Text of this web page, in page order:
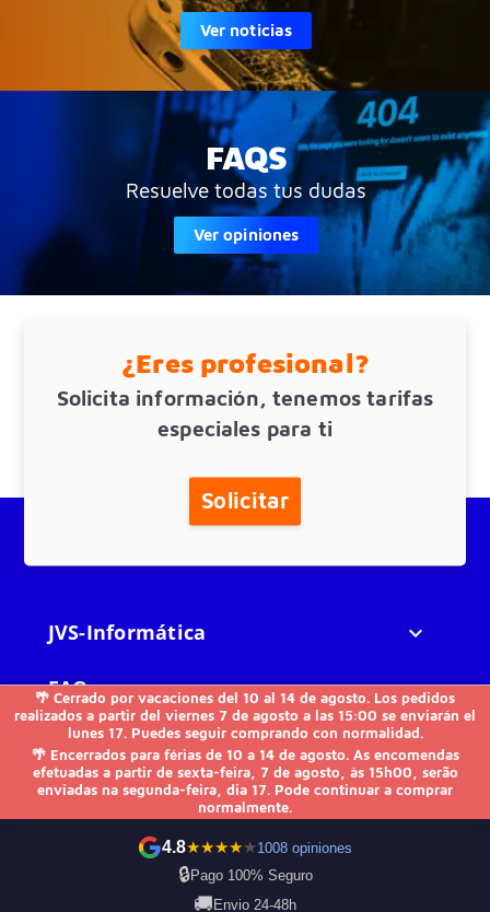
🌴 Cerrado por vacaciones del 10 al 14 de agosto. Los pedidos
realizados a partir del viernes 7 de agosto a las 15:00 se enviarán el
lunes 17. Puedes seguir comprando con normalidad.
🌴 Encerrados para férias de 10 a 14 de agosto. As encomendas
efetuadas a partir de sexta-feira, 7 de agosto, às 15h00, serão
enviadas na segunda-feira, dia 17. Pode continuar a comprar
normalmente.
4.8★★★★★1008 opiniones
🔒Pago 100% Seguro
🚚 Envio 24-48h
Ver noticias
FAQS
Resuelve todas tus dudas
Ver opiniones
¿Eres profesional?
Solicita información, tenemos tarifas
especiales para ti
Solicitar
JVS-Informática 
FAQs 
Otros 
Contacto